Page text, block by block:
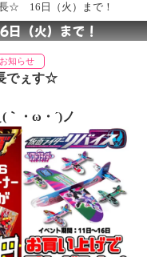
☆ 16日（火）まで！
（火）まで！
お知らせ
でぇす☆
｀・ω・´)ノ